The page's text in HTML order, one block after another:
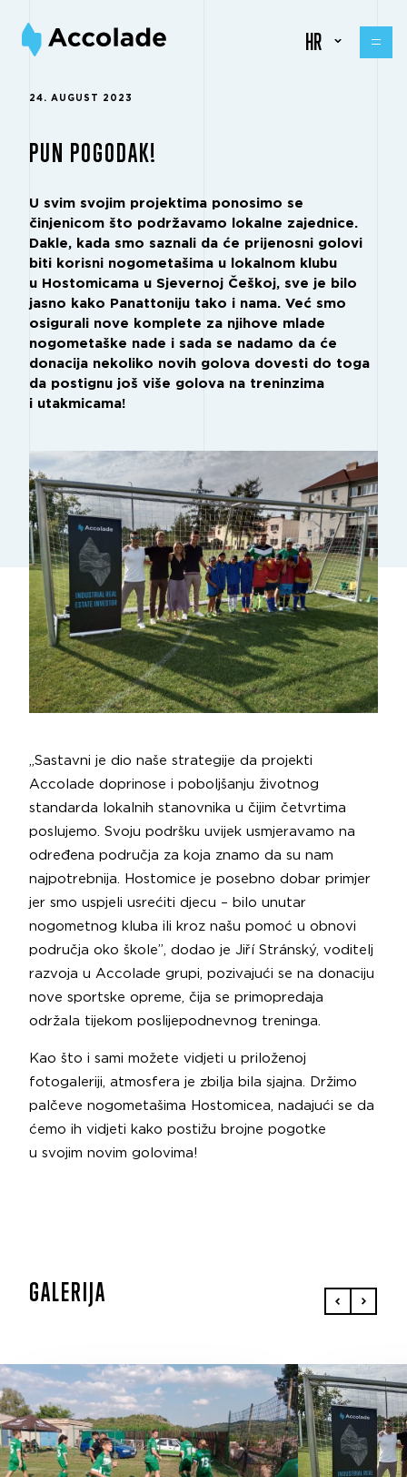
HR
24. AUGUST 2023
PUN POGODAK!
U svim svojim projektima ponosimo se
činjenicom što podržavamo lokalne zajednice.
Dakle, kada smo saznali da će prijenosni golovi
biti korisni nogometašima u lokalnom klubu
u Hostomicama u Sjevernoj Češkoj, sve je bilo
jasno kako Panattoniju tako i nama. Već smo
osigurali nove komplete za njihove mlade
nogometaške nade i sada se nadamo da će
donacija nekoliko novih golova dovesti do toga
da postignu još više golova na treninzima
i utakmicama!
„Sastavni je dio naše strategije da projekti
Accolade doprinose i poboljšanju životnog
standarda lokalnih stanovnika u čijim četvrtima
poslujemo. Svoju podršku uvijek usmjeravamo na
određena područja za koja znamo da su nam
najpotrebnija. Hostomice je posebno dobar primjer
jer smo uspjeli usrećiti djecu – bilo unutar
nogometnog kluba ili kroz našu pomoć u obnovi
područja oko škole”, dodao je Jiří Stránský, voditelj
razvoja u Accolade grupi, pozivajući se na donaciju
nove sportske opreme, čija se primopredaja
održala tijekom poslijepodnevnog treninga.
Kao što i sami možete vidjeti u priloženoj
fotogaleriji, atmosfera je zbilja bila sjajna. Držimo
palčeve nogometašima Hostomicea, nadajući se da
ćemo ih vidjeti kako postižu brojne pogotke
u svojim novim golovima!
GALERIJA